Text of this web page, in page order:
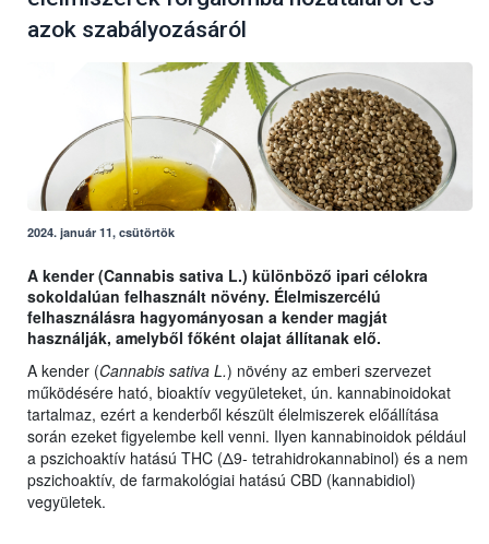
azok szabályozásáról
2024. január 11, csütörtök
A kender (Cannabis sativa L.) különböző ipari célokra
sokoldalúan felhasznált növény. Élelmiszercélú
felhasználásra hagyományosan a kender magját
használják, amelyből főként olajat állítanak elő.
A kender (Cannabis sativa L.) növény az emberi szervezet
működésére ható, bioaktív vegyületeket, ún. kannabinoidokat
tartalmaz, ezért a kenderből készült élelmiszerek előállítása
során ezeket figyelembe kell venni. Ilyen kannabinoidok például
a pszichoaktív hatású THC (Δ9- tetrahidrokannabinol) és a nem
pszichoaktív, de farmakológiai hatású CBD (kannabidiol)
vegyületek.